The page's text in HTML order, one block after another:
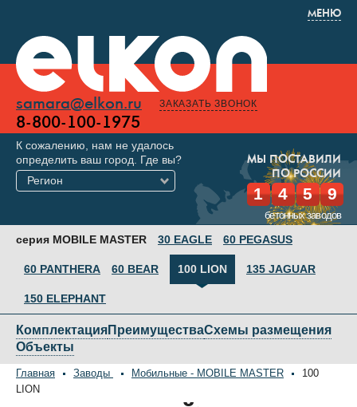
МЕНЮ
samara@elkon.ru
8-800-100-1975
ЗАКАЗАТЬ ЗВОНОК
МЫ ПОСТАВИЛИ
ПО РОССИИ
1 4 5 9
бетонных заводов
К сожалению, нам не удалось
определить ваш город. Где вы?
Регион
серия MOBILE MASTER 30 EAGLE 60 PEGASUS
60 PANTHERA 60 BEAR 100 LION 135 JAGUAR
150 ELEPHANT
КомплектацияПреимуществаСхемы размещения
Объекты
Главная Заводы Мобильные - MOBILE MASTER
100
LION